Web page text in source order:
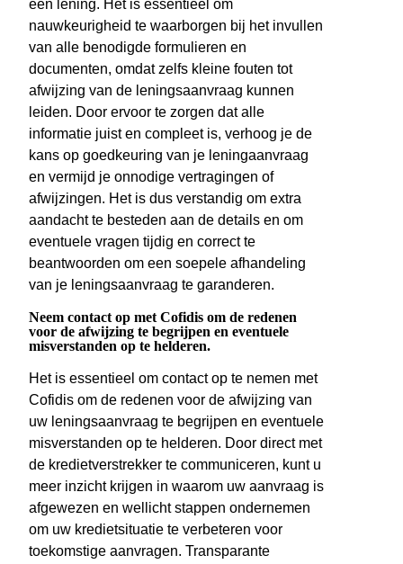
een lening. Het is essentieel om
nauwkeurigheid te waarborgen bij het invullen
van alle benodigde formulieren en
documenten, omdat zelfs kleine fouten tot
afwijzing van de leningsaanvraag kunnen
leiden. Door ervoor te zorgen dat alle
informatie juist en compleet is, verhoog je de
kans op goedkeuring van je leningaanvraag
en vermijd je onnodige vertragingen of
afwijzingen. Het is dus verstandig om extra
aandacht te besteden aan de details en om
eventuele vragen tijdig en correct te
beantwoorden om een soepele afhandeling
van je leningsaanvraag te garanderen.
Neem contact op met Cofidis om de redenen
voor de afwijzing te begrijpen en eventuele
misverstanden op te helderen.
Het is essentieel om contact op te nemen met
Cofidis om de redenen voor de afwijzing van
uw leningsaanvraag te begrijpen en eventuele
misverstanden op te helderen. Door direct met
de kredietverstrekker te communiceren, kunt u
meer inzicht krijgen in waarom uw aanvraag is
afgewezen en wellicht stappen ondernemen
om uw kredietsituatie te verbeteren voor
toekomstige aanvragen. Transparante